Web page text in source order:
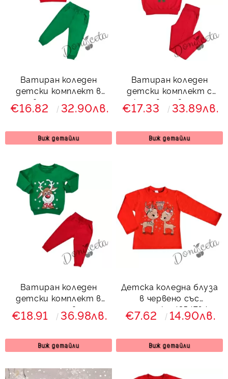
Ватиран коледен
детски комплект в
червено и зелено с
еленче 857773
€16.82 32.90лв.
Виж детайли
Ватиран коледен
детски комплект с
клин в червено с
еленче 83554223
€17.33 33.89лв.
Виж детайли
Ватиран коледен
детски комплект в
зелено и червено с
елен 7866541 Звън
€18.91 36.98лв.
Виж детайли
Детска коледна блуза
в червено със
сърнички 4354764
€7.62 14.90лв.
Виж детайли